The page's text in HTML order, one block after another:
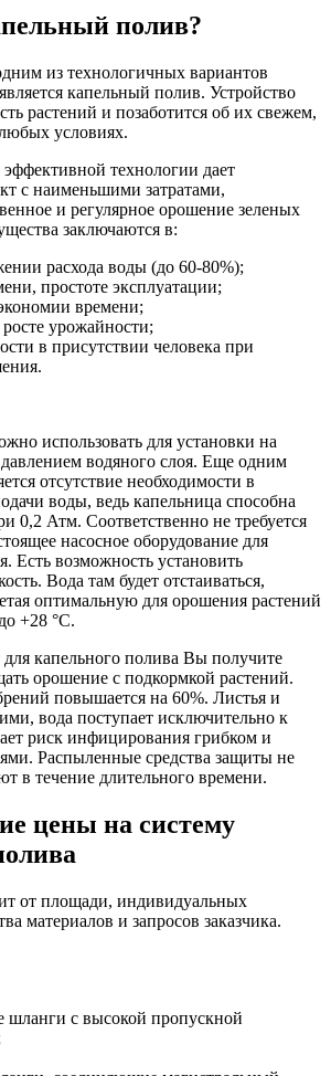
полив?
из технологичных вариантов
капельный полив. Устройство
растений и позаботится об их свежем,
условиях.
технологии дает
с наименьшими затратами,
и регулярное орошение зеленых
заключаются в:
расхода воды (до 60-80%);
простоте эксплуатации;
времени;
урожайности;
в присутствии человека при
использовать для установки на
водяного слоя. Еще одним
отсутствие необходимости в
воды, ведь капельница способна
0,2 Атм. Соответственно не требуется
насосное оборудование для
Есть возможность установить
Вода там будет отстаиваться,
оптимальную для орошения растений
+28 °С.
капельного полива Вы получите
орошение с подкормкой растений.
повышается на 60%. Листья и
вода поступает исключительно к
риск инфицирования грибком и
Распыленные средства защиты не
в течение длительного времени.
цены на систему
от площади, индивидуальных
материалов и запросов заказчика.
шланги с высокой пропускной